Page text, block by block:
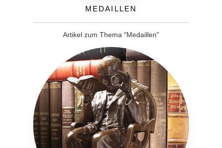
Medaillen
Artikel zum Thema "Medaillen"